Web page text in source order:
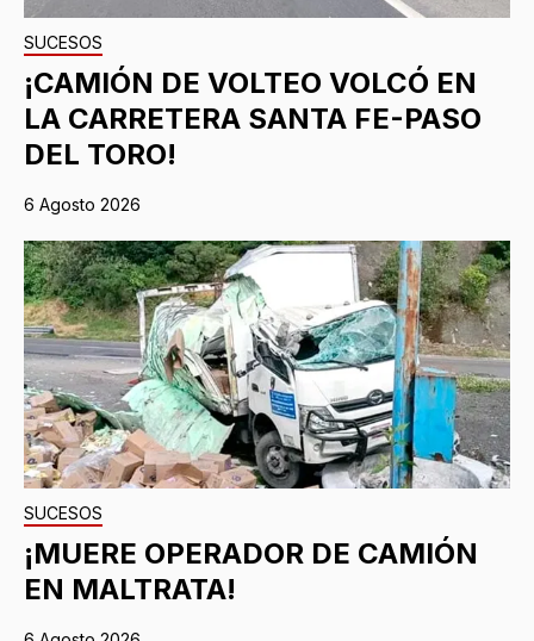
SUCESOS
¡CAMIÓN DE VOLTEO VOLCÓ EN
LA CARRETERA SANTA FE-PASO
DEL TORO!
6 Agosto 2026
SUCESOS
¡MUERE OPERADOR DE CAMIÓN
EN MALTRATA!